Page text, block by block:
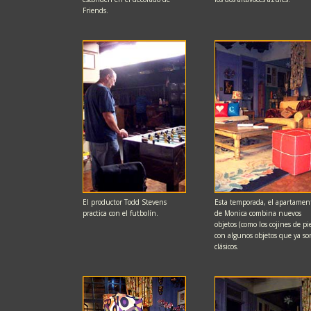
Friends.
El productor Todd Stevens
practica con el futbolín.
Esta temporada, el
de Monica combina nuevos
objetos (como los cojines de
con algunos objetos que ya
clásicos.